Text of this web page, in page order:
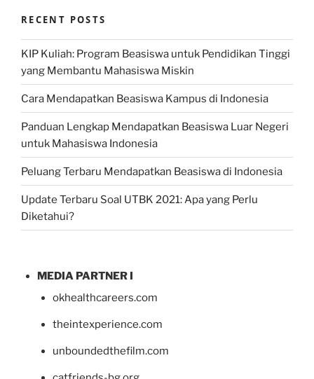
RECENT POSTS
KIP Kuliah: Program Beasiswa untuk Pendidikan Tinggi
yang Membantu Mahasiswa Miskin
Cara Mendapatkan Beasiswa Kampus di Indonesia
Panduan Lengkap Mendapatkan Beasiswa Luar Negeri
untuk Mahasiswa Indonesia
Peluang Terbaru Mendapatkan Beasiswa di Indonesia
Update Terbaru Soal UTBK 2021: Apa yang Perlu
Diketahui?
MEDIA PARTNER I
okhealthcareers.com
theintexperience.com
unboundedthefilm.com